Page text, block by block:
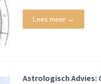
Lees meer →
Astrologisch Advies: